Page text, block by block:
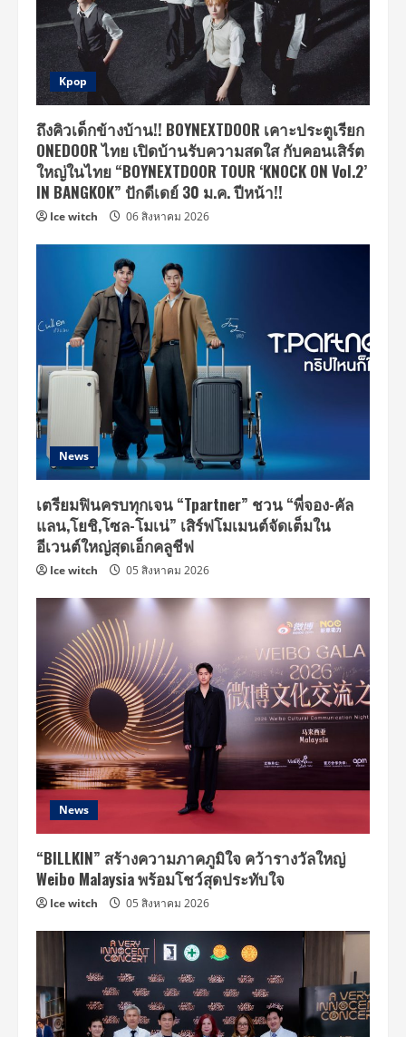
สวย
ตั้งแต่
ขั้น
ตอน
แรก!
Kpop
ถึงคิวเด็กข้างบ้าน!! BOYNEXTDOOR เคาะประตูเรียก
ONEDOOR ไทย เปิดบ้านรับความสดใส กับคอนเสิร์ต
ใหญ่ในไทย “BOYNEXTDOOR TOUR ‘KNOCK ON Vol.2’
IN BANGKOK” ปักดีเดย์ 30 ม.ค. ปีหน้า!!
Ice witch 06 สิงหาคม 2026
News
เตรียมฟินครบทุกเจน “Tpartner” ชวน “พี่จอง-คัล
แลน,โยชิ,โซล-โมเน่” เสิร์ฟโมเมนต์จัดเต็มใน
อีเวนต์ใหญ่สุดเอ็กคลูชีฟ
Ice witch 05 สิงหาคม 2026
News
“BILLKIN” สร้างความภาคภูมิใจ คว้ารางวัลใหญ่
Weibo Malaysia พร้อมโชว์สุดประทับใจ
Ice witch 05 สิงหาคม 2026